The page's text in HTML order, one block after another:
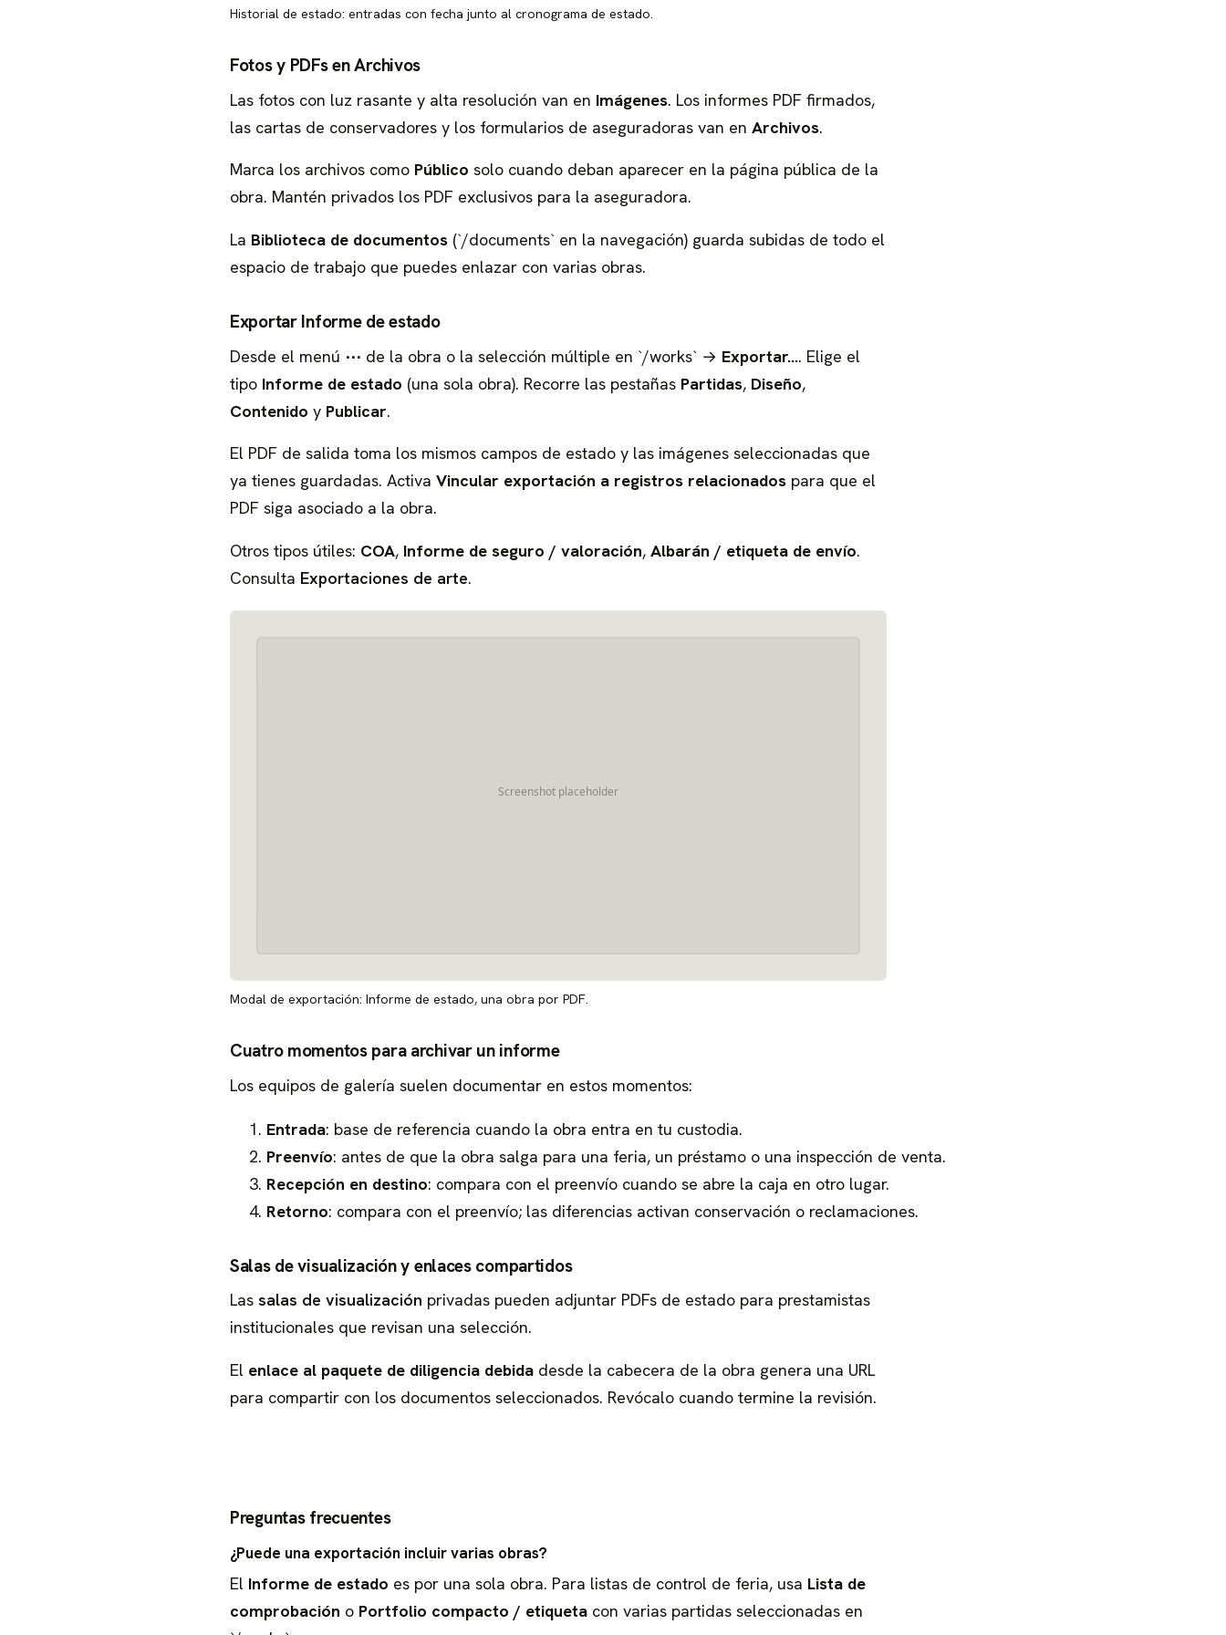
Historial de estado: entradas con fecha junto al cronograma de estado.
Fotos y PDFs en Archivos
Las fotos con luz rasante y alta resolución van en Imágenes. Los informes PDF firmados,
las cartas de conservadores y los formularios de aseguradoras van en Archivos.
Marca los archivos como Público solo cuando deban aparecer en la página pública de la
obra. Mantén privados los PDF exclusivos para la aseguradora.
La Biblioteca de documentos (`/documents` en la navegación) guarda subidas de todo el
espacio de trabajo que puedes enlazar con varias obras.
Exportar Informe de estado
Desde el menú ⋯ de la obra o la selección múltiple en `/works` → Exportar…. Elige el
tipo Informe de estado (una sola obra). Recorre las pestañas Partidas, Diseño,
Contenido y Publicar.
El PDF de salida toma los mismos campos de estado y las imágenes seleccionadas que
ya tienes guardadas. Activa Vincular exportación a registros relacionados para que el
PDF siga asociado a la obra.
Otros tipos útiles: COA, Informe de seguro / valoración, Albarán / etiqueta de envío.
Consulta Exportaciones de arte.
Modal de exportación: Informe de estado, una obra por PDF.
Cuatro momentos para archivar un informe
Los equipos de galería suelen documentar en estos momentos:
Entrada: base de referencia cuando la obra entra en tu custodia.
Preenvío: antes de que la obra salga para una feria, un préstamo o una inspección de venta.
Recepción en destino: compara con el preenvío cuando se abre la caja en otro lugar.
Retorno: compara con el preenvío; las diferencias activan conservación o reclamaciones.
Salas de visualización y enlaces compartidos
Las salas de visualización privadas pueden adjuntar PDFs de estado para prestamistas
institucionales que revisan una selección.
El enlace al paquete de diligencia debida desde la cabecera de la obra genera una URL
para compartir con los documentos seleccionados. Revócalo cuando termine la revisión.
Preguntas frecuentes
¿Puede una exportación incluir varias obras?
El Informe de estado es por una sola obra. Para listas de control de feria, usa Lista de
comprobación o Portfolio compacto / etiqueta con varias partidas seleccionadas en